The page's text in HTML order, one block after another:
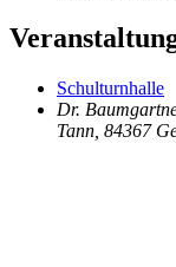
Schulturnhalle
Dr.
Tann 84367